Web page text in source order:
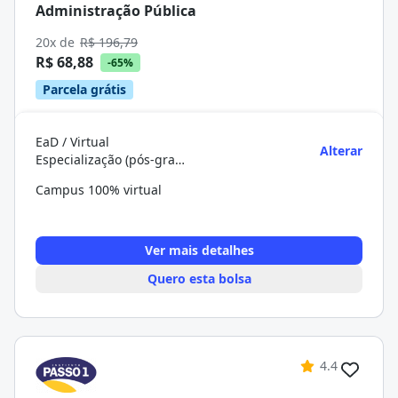
Administração Pública
20x de R$ 196,79
R$ 68,88 -65%
Parcela grátis
EaD / Virtual
Especialização (pós-graduação)
Alterar
Campus 100% virtual
Ver mais detalhes
Quero esta bolsa
4.4